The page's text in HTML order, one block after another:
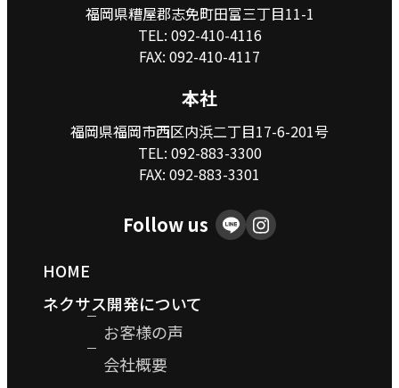
福岡県糟屋郡志免町田富三丁目11-1
TEL: 092-410-4116
FAX: 092-410-4117
本社
福岡県福岡市西区内浜二丁目17-6-201号
TEL: 092-883-3300
FAX: 092-883-3301
Follow us
HOME
ネクサス開発について
お客様の声
会社概要